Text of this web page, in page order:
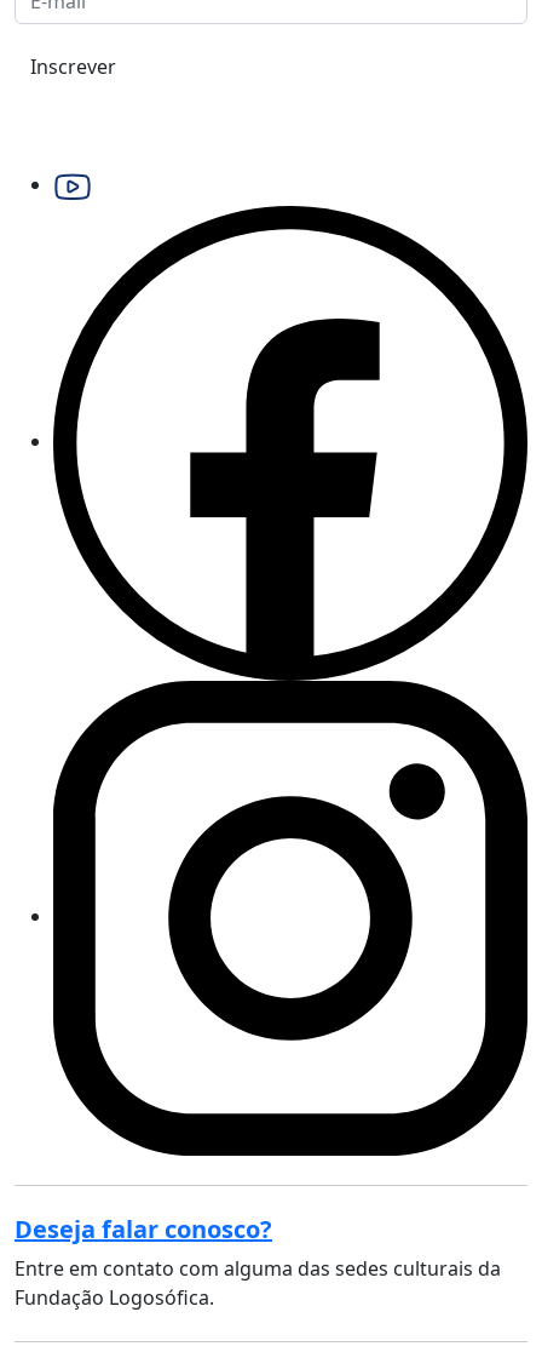
Inscrever
Deseja falar conosco?
Entre em contato com alguma das sedes culturais da
Fundação Logosófica.